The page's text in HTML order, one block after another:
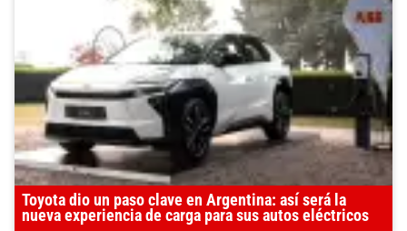
Toyota dio un paso clave en Argentina: así será la
nueva experiencia de carga para sus autos eléctricos